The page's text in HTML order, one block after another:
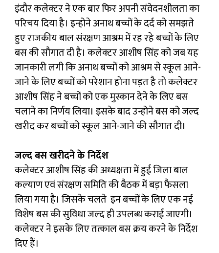
इंदौर कलेक्टर ने एक बार फिर अपनी संवेदनशीलता का
परिचय दिया है। इन्होने अनाथ बच्चों के दर्द को समझते
हुए राजकीय बाल संरक्षण आश्रम में रह रहे बच्चों के लिए
बस की सौगात दी है। कलेक्टर आशीष सिंह को जब यह
जानकारी लगी कि अनाथ बच्चों को आश्रम से स्कूल आने-
जाने के लिए बच्चों को परेशान होना पड़त है तो कलेक्टर
आशीष सिंह ने बच्चों को एक मुस्कान देने के लिए बस
चलाने का निर्णय लिया। इसके बाद उन्होने बस को जल्द
खरीद कर बच्चों को स्कूल आने-जाने की सौगात दी।
जल्द बस खरीदने के निर्देश
कलेक्टर आशीष सिंह की अध्यक्षता में हुई जिला बाल
कल्याण एवं संरक्षण समिति की बैठक में बड़ा फैसला
लिया गया है। जिसके चलते इन बच्चों के लिए एक नई
विशेष बस की सुविधा जल्द ही उपलब्ध कराई जाएगी।
कलेक्टर ने इसके लिए तत्काल बस क्रय करने के निर्देश
दिए हैं।